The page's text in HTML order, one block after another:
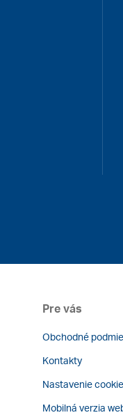
Pre vás
Obchodné
Kontakty
Nastavenie
Mobilná verzia